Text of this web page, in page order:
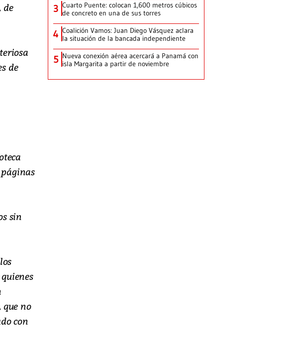
de
de
sin
no
con
3 Cuarto Puente: colocan 1,600 metros cúbicos
de concreto en una de sus torres
4 Coalición Vamos: Juan Diego Vásquez aclara
la situación de la bancada independiente
5 Nueva conexión aérea acercará a Panamá con
isla Margarita a partir de noviembre